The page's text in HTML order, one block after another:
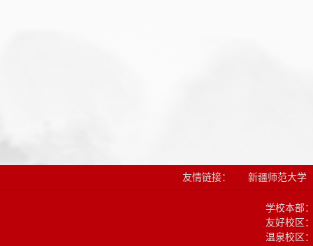
友情链接： 新疆师范大学
学校本
友好校区
温泉校区